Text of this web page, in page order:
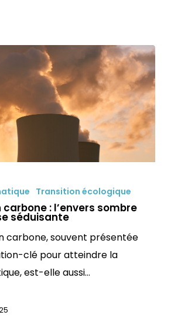
Transition écologique
: l’envers sombre
séduisante
carbone, souvent présentée
clé pour atteindre la
est-elle aussi…